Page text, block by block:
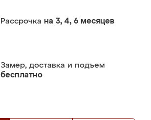
Рассрочка на 3, 4, 6 месяцев
Замер, доставка и подъем
бесплатно